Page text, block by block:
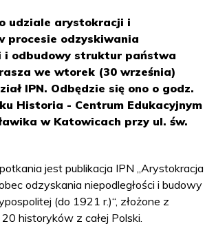
udziale arystokracji i
procesie odzyskiwania
i odbudowy struktur państwa
we wtorek (30 września)
IPN. Odbędzie się ono o godz.
Historia - Centrum Edukacyjnym
w Katowicach przy ul. św.
jest publikacja IPN „Arystokracja
odzyskania niepodległości i budowy
(do 1921 r.)“, złożone z
historyków z całej Polski.